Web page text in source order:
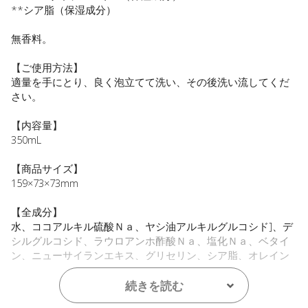
**シア脂（保湿成分）
無香料。
【ご使用方法】
適量を手にとり、良く泡立てて洗い、その後洗い流してくだ
さい。
【内容量】
350mL
【商品サイズ】
159×73×73mm
【全成分】
水、ココアルキル硫酸Ｎａ、ヤシ油アルキルグルコシド]、デ
シルグルコシド、ラウロアンホ酢酸Ｎａ、塩化Ｎａ、ベタイ
ン、ニューサイランエキス、グリセリン、シア脂、オレイン
酸グリセリル、ヒドロキシプロピルグアーヒドロキシプロピ
ルトリモニウムクロリド、グルタミン酸ジ酢酸４Ｎａ、クエ
ン酸、デヒドロ酢酸、ベンジルアルコール
続きを読む